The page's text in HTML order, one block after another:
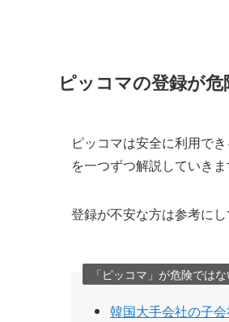
ピッコマの登録が
ピッコマは安全に利用で
を一つずつ解説していきま
登録が不安な方は参考にし
「ピッコマ」が危険では
韓国大手会社の子